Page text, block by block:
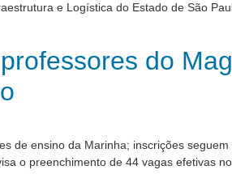
e Logística do Estado de São
do
de ensino da Marinha; inscrições
o preenchimento de 44 vagas efetivas